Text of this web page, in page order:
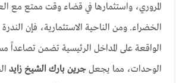
المروري، واستثمارها في قضاء وقت ممتع مع
الخضراء. ومن الناحية الاستثمارية، فإن الندرة
الواقعة على المداخل الرئيسية تضمن تصاعداً
الوحدات، مما يجعلجرين بارك الشيخ زايد